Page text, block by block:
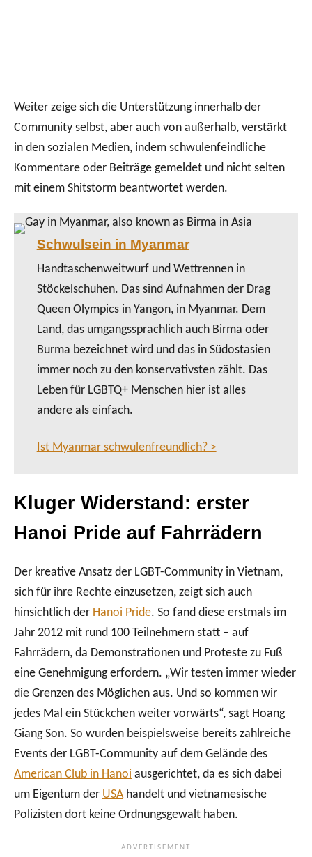
Weiter zeige sich die Unterstützung innerhalb der
Community selbst, aber auch von außerhalb, verstärkt
in den sozialen Medien, indem schwulenfeindliche
Kommentare oder Beiträge gemeldet und nicht selten
mit einem Shitstorm beantwortet werden.
Schwulsein in Myanmar
Handtaschenweitwurf und Wettrennen in
Stöckelschuhen. Das sind Aufnahmen der Drag
Queen Olympics in Yangon, in Myanmar. Dem
Land, das umgangssprachlich auch Birma oder
Burma bezeichnet wird und das in Südostasien
immer noch zu den konservativsten zählt. Das
Leben für LGBTQ+ Menschen hier ist alles
andere als einfach.
Ist Myanmar schwulenfreundlich? >
Kluger Widerstand: erster
Hanoi Pride auf Fahrrädern
Der kreative Ansatz der LGBT-Community in Vietnam,
sich für ihre Rechte einzusetzen, zeigt sich auch
hinsichtlich der Hanoi Pride. So fand diese erstmals im
Jahr 2012 mit rund 100 Teilnehmern statt – auf
Fahrrädern, da Demonstrationen und Proteste zu Fuß
eine Genehmigung erfordern. „Wir testen immer wieder
die Grenzen des Möglichen aus. Und so kommen wir
jedes Mal ein Stückchen weiter vorwärts“, sagt Hoang
Giang Son. So wurden beispielsweise bereits zahlreiche
Events der LGBT-Community auf dem Gelände des
American Club in Hanoi ausgerichtet, da es sich dabei
um Eigentum der USAhandelt und vietnamesische
Polizisten dort keine Ordnungsgewalt haben.